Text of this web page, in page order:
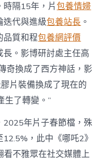
時隔15年，片包養情婦
迭代與進級包養站長 。
品質和程包養網評價
長。影博研討處主任高
奇換成了西方神話，影
片裝備換成了現在的
生了轉變。”
2025年片子春節檔，殊
，此中《哪吒2》
看不雅眾在社交媒體上